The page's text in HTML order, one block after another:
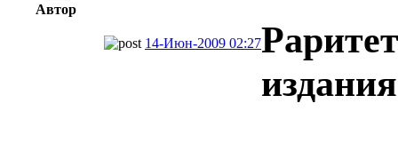
Автор
14-Июн-2009 02:27
издания